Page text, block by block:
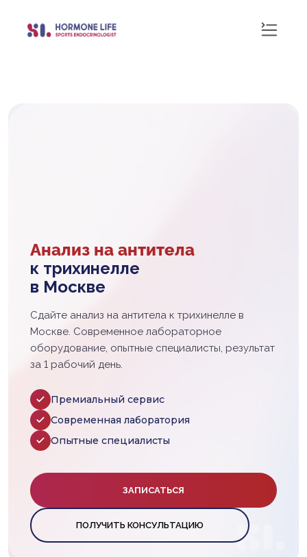
Анализ на антитела
к трихинелле
в Москве
Сдайте анализ на антитела к трихинелле в
Москве. Современное лабораторное
оборудование, опытные специалисты, результат
за 1 рабочий день.
Премиальный сервис
Современная лаборатория
Опытные специалисты
ЗАПИСАТЬСЯ
ПОЛУЧИТЬ КОНСУЛЬТАЦИЮ